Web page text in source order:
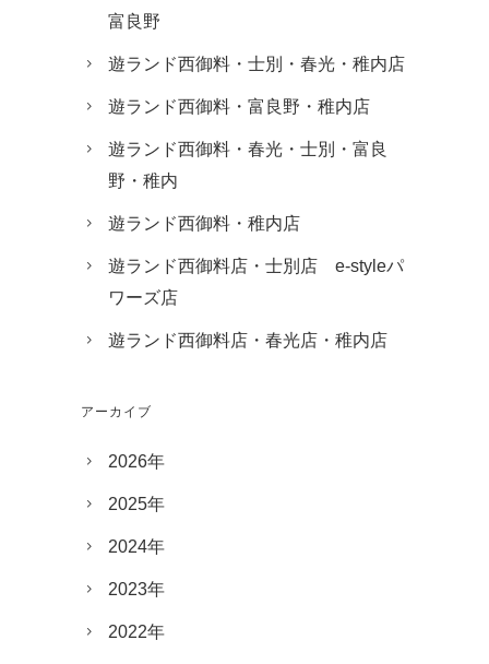
富良野
遊ランド西御料・士別・春光・稚内店
遊ランド西御料・富良野・稚内店
遊ランド西御料・春光・士別・富良
野・稚内
遊ランド西御料・稚内店
遊ランド西御料店・士別店 e-styleパ
ワーズ店
遊ランド西御料店・春光店・稚内店
アーカイブ
2026年
2025年
2024年
2023年
2022年